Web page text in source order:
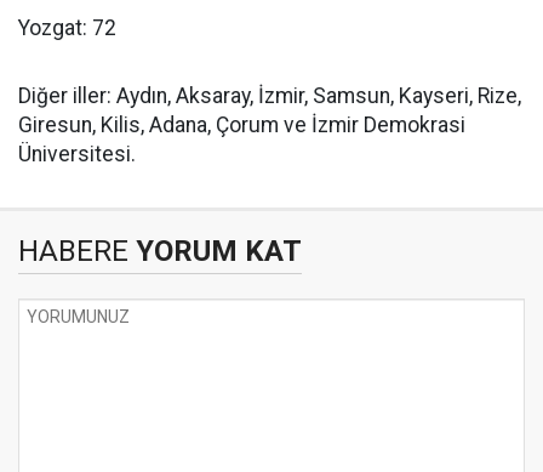
Yozgat: 72
Diğer iller: Aydın, Aksaray, İzmir, Samsun, Kayseri, Rize,
Giresun, Kilis, Adana, Çorum ve İzmir Demokrasi
Üniversitesi.
HABERE YORUM KAT